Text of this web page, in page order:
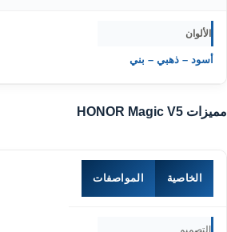
الألوان
أسود – ذهبي – بني
مميزات HONOR Magic V5
الخاصية المواصفات